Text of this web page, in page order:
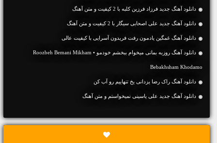
دانلود آهنگ جديد فرزاد فرزین کلبه با 2 کیفیت و متن آهنگ
دانلود آهنگ جديد علی اصحابی سیگار با 2 کیفیت و متن آهنگ
دانلود آهنگ غمگین یادمون رفت فریدون آسرایی با کیفیت عالی
دانلود آهنگ روزبه بمانی میخوام ببخشم خودمو • Roozbeh Bemani Mikham
Bebakhsham Khodamo
دانلود آهنگ راک رضا یزدانی یخ تنهاییم رو آب کن
دانلود آهنگ جديد علی یاسینی نمیخواستم و متن آهنگ